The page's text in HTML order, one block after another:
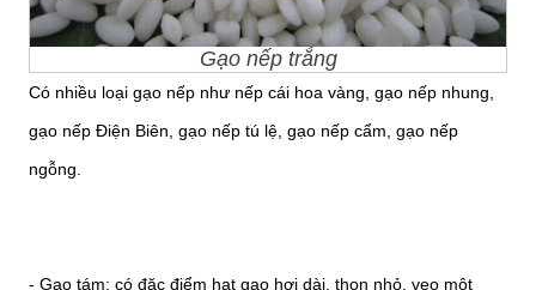
Gạo nếp trắng
Có nhiều loại gạo nếp như nếp cái hoa vàng, gạo nếp nhung,
gạo nếp Điện Biên, gạo nếp tú lệ, gạo nếp cẩm, gạo nếp
ngỗng.
- Gạo tám: có đặc điểm hạt gạo hơi dài, thon nhỏ, vẹo một